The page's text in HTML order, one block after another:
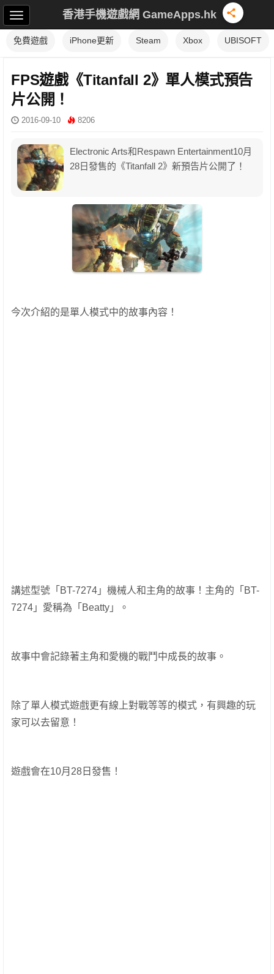
香港手機遊戲網 GameApps.hk
免費遊戲 iPhone更新 Steam Xbox UBISOFT
FPS遊戲《Titanfall 2》單人模式預告
片公開！
2016-09-10 8206
Electronic Arts和Respawn Entertainment10月
28日發售的《Titanfall 2》新預告片公開了！
今次介紹的是單人模式中的故事內容！
講述型號「BT-7274」機械人和主角的故事！主角的「BT-
7274」愛稱為「Beatty」。
故事中會記錄著主角和愛機的戰鬥中成長的故事。
除了單人模式遊戲更有線上對戰等等的模式，有興趣的玩
家可以去留意！
遊戲會在10月28日發售！